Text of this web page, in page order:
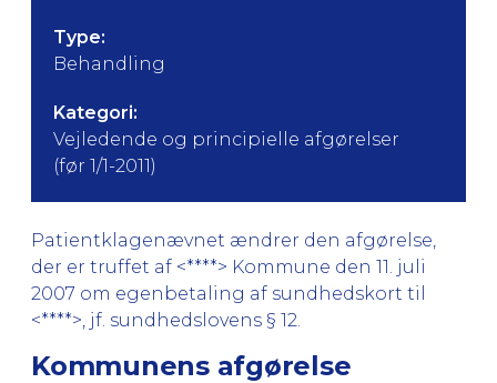
Type:
Behandling
Kategori:
Vejledende og principielle afgørelser
(før 1/1-2011)
Patientklagenævnet ændrer den afgørelse,
der er truffet af <****> Kommune den 11. juli
2007 om egenbetaling af sundhedskort til
<****>, jf. sundhedslovens § 12.
Kommunens afgørelse